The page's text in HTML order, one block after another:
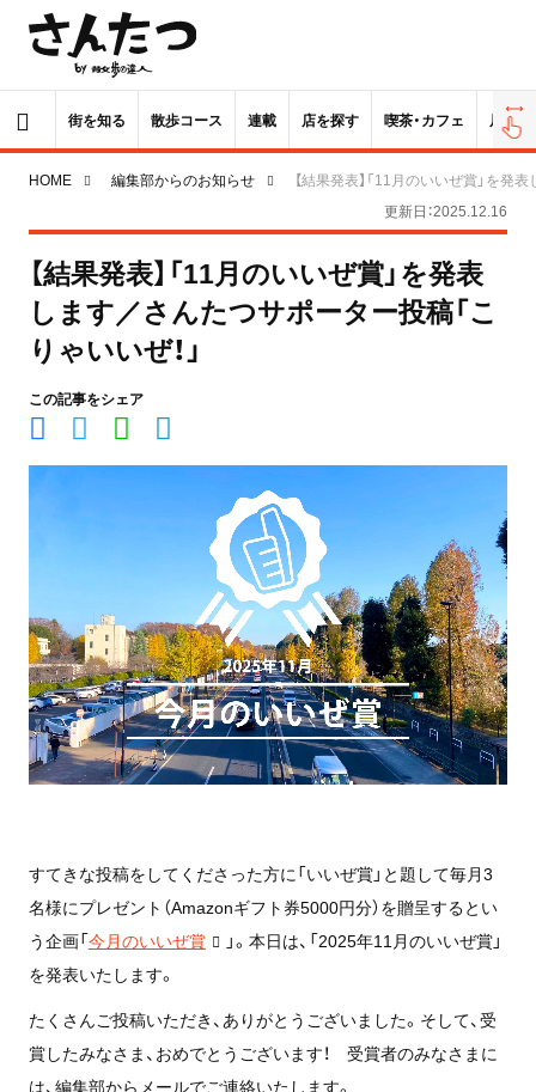
街を知る 散歩コース 連載 店を探す 喫茶・カフェ 居酒屋
HOME 編集部からのお知らせ
【結果発表】「11月のいいぜ賞」を発
更新日：2025.12.16
【結果発表】「11月のいいぜ賞」を発表
します／さんたつサポーター投稿「こ
りゃいいぜ！」
この記事をシェア
すてきな投稿をしてくださった方に「いいぜ賞」と題して毎月3
名様にプレゼント（Amazonギフト券5000円分）を贈呈するとい
う企画「今月のいいぜ賞
」。本日は、「2025年11月のいいぜ賞」
を発表いたします。
たくさんご投稿いただき、ありがとうございました。そして、受
賞したみなさま、おめでとうございます！ 受賞者のみなさまに
は、編集部からメールでご連絡いたします。